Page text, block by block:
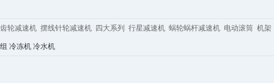
齿轮减速机 摆线针轮减速机 四大系列 行星减速机 蜗轮蜗杆减速机 电动滚筒 机
组 冷冻机 冷水机